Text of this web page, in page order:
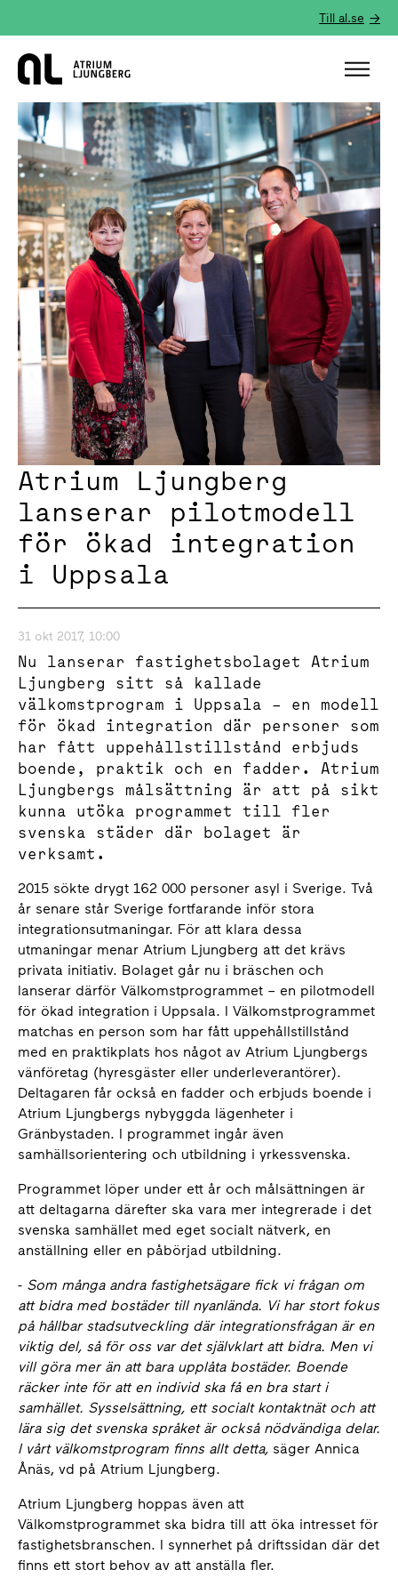
Till al.se
Hem
Atrium Ljungberg
lanserar pilotmodell
för ökad integration
i Uppsala
31 okt 2017, 10:00
Nu lanserar fastighetsbolaget Atrium
Ljungberg sitt så kallade
välkomstprogram i Uppsala – en modell
för ökad integration där personer som
har fått uppehållstillstånd erbjuds
boende, praktik och en fadder. Atrium
Ljungbergs målsättning är att på sikt
kunna utöka programmet till fler
svenska städer där bolaget är
verksamt.
2015 sökte drygt 162 000 personer asyl i Sverige. Två
år senare står Sverige fortfarande inför stora
integrationsutmaningar. För att klara dessa
utmaningar menar Atrium Ljungberg att det krävs
privata initiativ. Bolaget går nu i bräschen och
lanserar därför Välkomstprogrammet – en pilotmodell
för ökad integration i Uppsala. I Välkomstprogrammet
matchas en person som har fått uppehållstillstånd
med en praktikplats hos något av Atrium Ljungbergs
vänföretag (hyresgäster eller underleverantörer).
Deltagaren får också en fadder och erbjuds boende i
Atrium Ljungbergs nybyggda lägenheter i
Gränbystaden. I programmet ingår även
samhällsorientering och utbildning i yrkessvenska.
Programmet löper under ett år och målsättningen är
att deltagarna därefter ska vara mer integrerade i det
svenska samhället med eget socialt nätverk, en
anställning eller en påbörjad utbildning.
- Som många andra fastighetsägare fick vi frågan om
att bidra med bostäder till nyanlända. Vi har stort fokus
på hållbar stadsutveckling där integrationsfrågan är en
viktig del, så för oss var det självklart att bidra. Men vi
vill göra mer än att bara upplåta bostäder. Boende
räcker inte för att en individ ska få en bra start i
samhället. Sysselsättning, ett socialt kontaktnät och att
lära sig det svenska språket är också nödvändiga delar.
I vårt välkomstprogram finns allt detta, säger Annica
Ånäs, vd på Atrium Ljungberg.
Atrium Ljungberg hoppas även att
Välkomstprogrammet ska bidra till att öka intresset för
fastighetsbranschen. I synnerhet på driftssidan där det
finns ett stort behov av att anställa fler.